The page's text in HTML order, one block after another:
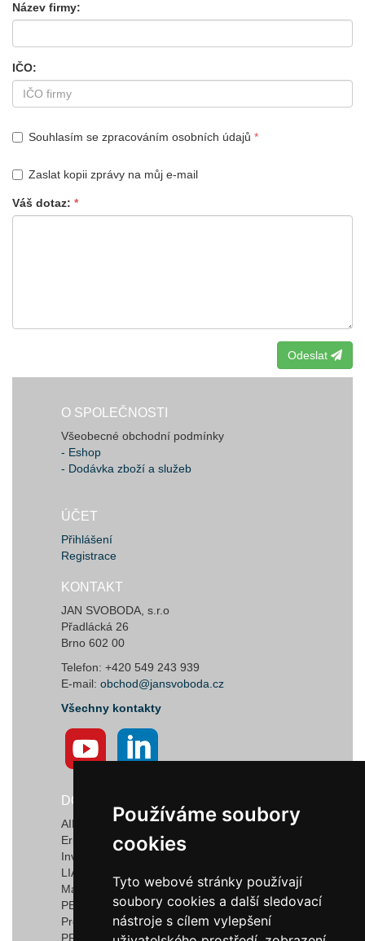
Používáme soubory
cookies
Tyto webové stránky používají
soubory cookies a další sledovací
nástroje s cílem vylepšení
Používáme soubory
cookies
Tyto webové stránky používají
soubory cookies a další sledovací
nástroje s cílem vylepšení
Název firmy
IČO
Souhlasím se zpracováním osobních údajů
Zaslat kopii zprávy na můj e-mail
Váš dotaz
Odeslat
O SPOLEČNOSTI
Všeobecné obchodní podmínky
- Eshop
- Dodávka zboží a služeb
ÚČET
Přihlášení
Registrace
KONTAKT
JAN SVOBODA, s.r.o
Přadlácká 26
Brno 602 00
Telefon: +420 549 243 939
E-mail: obchod@jansvoboda.cz
Všechny kontakty
DODAVATELÉ
AIRTECT Plastic Leak Alarm Systems
Ermanno Balzi S.r.l.
Invotec Solutions Limited
LIAD Weighing and Control Systems Ltd.
Marquardt GmbH & Co. KG
PEDROTTI NORMALIZZATI
Progressive Components
PROMEC FITTINGS S.R.L.